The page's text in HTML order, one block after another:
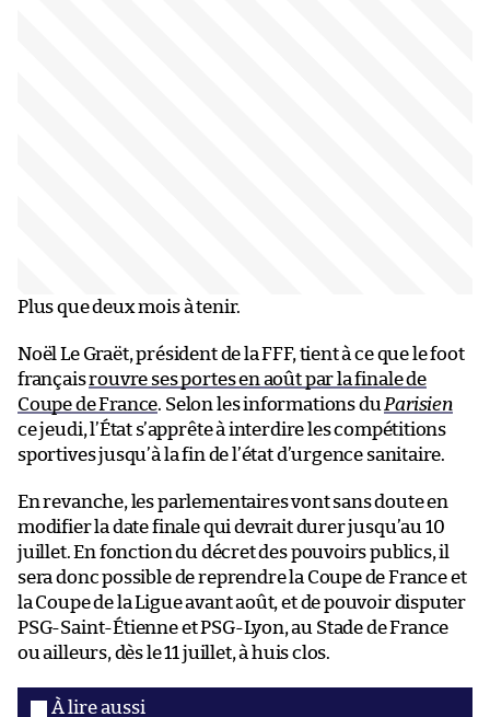
Plus que deux mois à tenir.
Noël Le Graët, président de la FFF, tient à ce que le foot
françaisrouvre ses portes en août par la finale de
Coupe de France. Selon les informations du Parisien
ce jeudi, l’État s’apprête à interdire les compétitions
sportives jusqu’à la fin de l’état d’urgence sanitaire.
En revanche, les parlementaires vont sans doute en
modifier la date finale qui devrait durer jusqu’au 10
juillet. En fonction du décret des pouvoirs publics, il
sera donc possible de reprendre la Coupe de France et
la Coupe de la Ligue avant août, et de pouvoir disputer
PSG-Saint-Étienne et PSG-Lyon, au Stade de France
ou ailleurs, dès le 11 juillet, à huis clos.